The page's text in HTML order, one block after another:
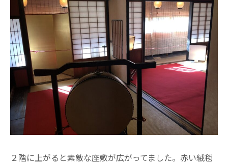
２階に上がると素敵な座敷が広がってました。赤い絨毯